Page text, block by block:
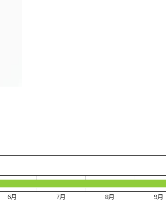
6月 7月 8月 9月